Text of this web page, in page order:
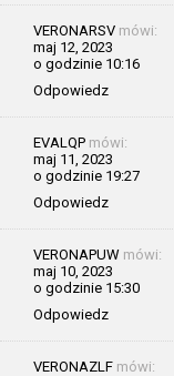
VERONARSV mówi:
maj 12, 2023
o godzinie 10:16
Odpowiedz
EVALQP mówi:
maj 11, 2023
o godzinie 19:27
Odpowiedz
VERONAPUW mówi:
maj 10, 2023
o godzinie 15:30
Odpowiedz
VERONAZLF mówi: